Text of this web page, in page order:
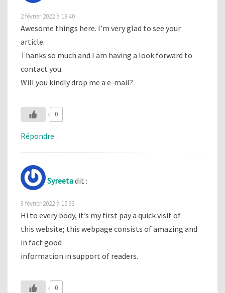
2 février 2022 à 18:40
Awesome things here. I’m very glad to see your
article.
Thanks so much and I am having a look forward to
contact you.
Will you kindly drop me a e-mail?
0
Répondre
Syreetadit :
3 février 2022 à 15:33
Hi to every body, it’s my first pay a quick visit of
this website; this webpage consists of amazing and
in fact good
information in support of readers.
0